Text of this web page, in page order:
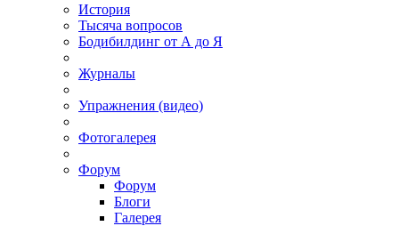
История
Тысяча вопросов
Бодибилдинг от А до Я
Журналы
Упражнения (видео)
Фотогалерея
Форум
Форум
Блоги
Галерея